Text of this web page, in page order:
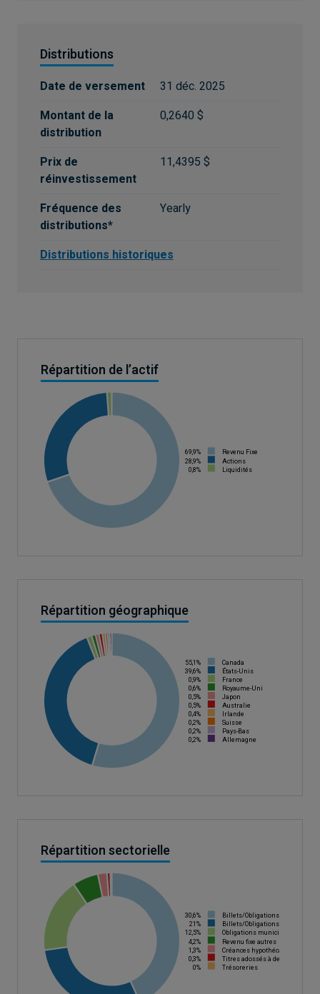
Distributions
Date de versement
31 déc. 2025
Montant de la
distribution
0,2640 $
Prix de
réinvestissement
11,4395 $
Fréquence des
distributions*
Yearly
Distributions historiques
Répartition de l’actif
Revenu Fixe
69,9%
Actions
28,9%
Liquidités
0,8%
Répartition géographique
Canada
55,1%
États-Unis
39,6%
France
0,9%
Royaume-Uni
0,6%
Japon
0,5%
Australie
0,5%
Irlande
0,4%
Suisse
0,2%
Pays-Bas
0,2%
Allemagne
0,2%
Répartition sectorielle
Billets/Obligations de sociétés
30,6%
Billets/Obligations d'agence
21%
Obligations municipales
12,5%
Revenu fixe autres
4,2%
Créances hypothécaires
1,3%
Titres adossés à des créances
0,3%
Trésoreries
0%